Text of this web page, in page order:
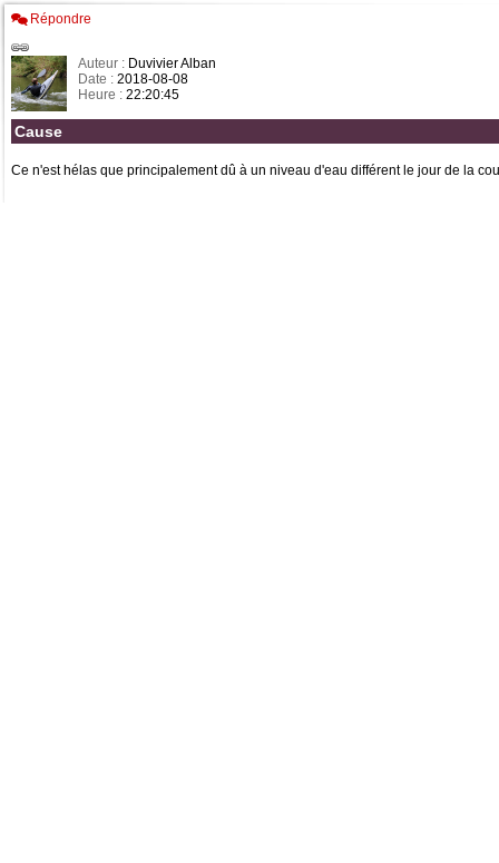
Répondre
Auteur : Duvivier Alban
Date : 2018-08-08
Heure : 22:20:45
Cause
Ce n'est hélas que principalement dû à un niveau d'eau différent le jour de la